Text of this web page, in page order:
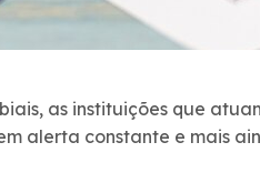
as instituições que
alerta constante e mais